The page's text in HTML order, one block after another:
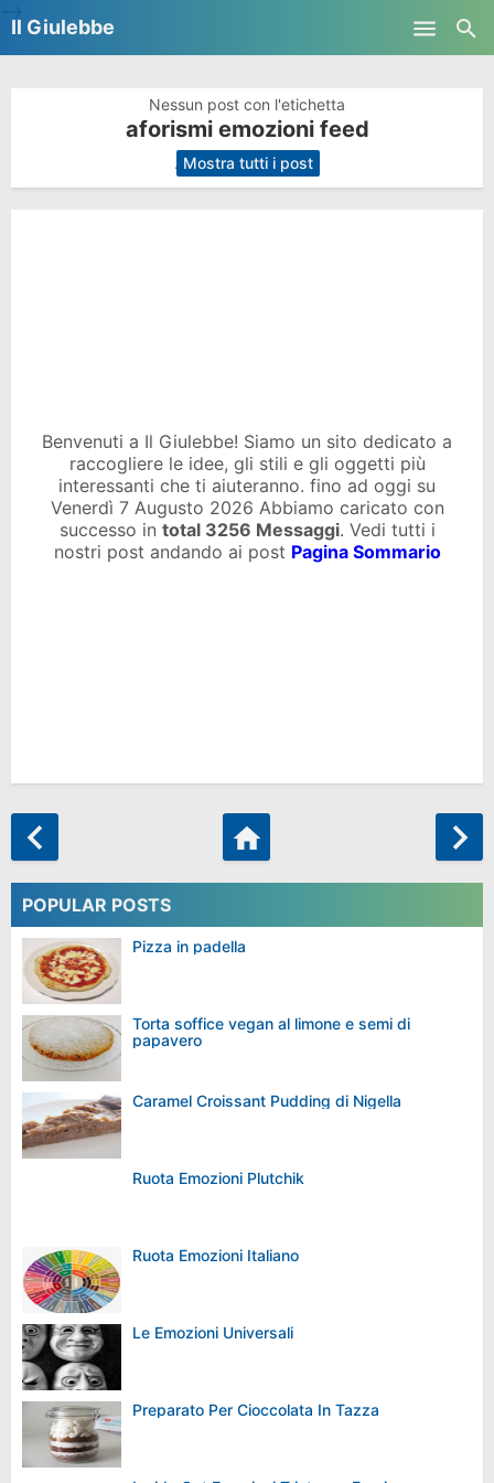
Il Giulebbe
Nessun post con l'etichetta
aforismi emozioni feed
. Mostra tutti i post
Benvenuti a Il Giulebbe! Siamo un sito dedicato a
raccogliere le idee, gli stili e gli oggetti più
interessanti che ti aiuteranno. fino ad oggi su
Venerdì 7 Augusto 2026 Abbiamo caricato con
successo in total 3256 Messaggi. Vedi tutti i
nostri post andando ai post Pagina Sommario
POPULAR POSTS
Pizza in padella
Torta soffice vegan al limone e semi di
papavero
Caramel Croissant Pudding di Nigella
Ruota Emozioni Plutchik
Ruota Emozioni Italiano
Le Emozioni Universali
Preparato Per Cioccolata In Tazza